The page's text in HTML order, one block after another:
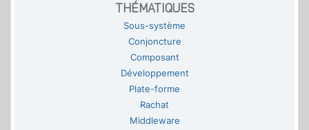
THÉMATIQUES
Sous-système
Conjoncture
Composant
Développement
Plate-forme
Rachat
Middleware